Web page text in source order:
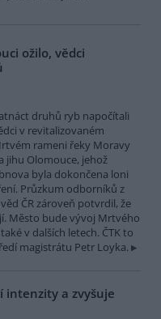
ožilo, vědci
druhů ryb napočítali
v revitalizovaném
rameni řeky Moravy
jihu Olomouce, jehož
byla dokončena loni
Průzkum odborníků z
ČR zároveň potvrdil, že
Město bude vývoj Mrtvého
v dalších letech. ČTK to
magistrátu Petr Loyka.
intenzity a zvyšuje